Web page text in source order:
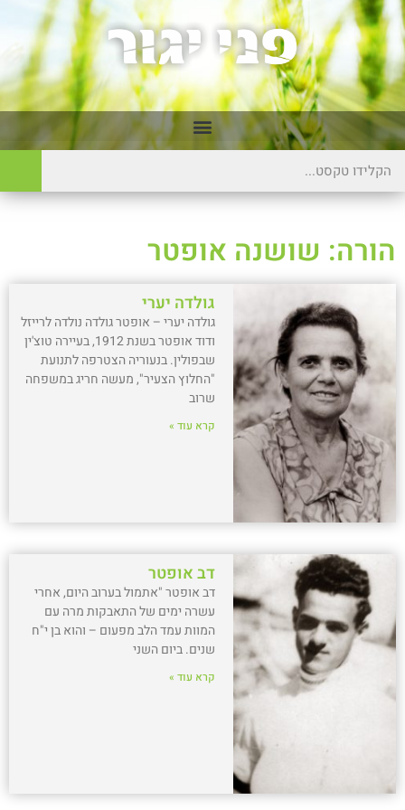
הורה: שושנה אופטר
גולדה יערי
גולדה יערי – אופטר גולדה נולדה לרייזל
ודוד אופטר בשנת 1912, בעיירה טוצ'ין
שבפולין. בנעוריה הצטרפה לתנועת
"החלוץ הצעיר", מעשה חריג במשפחה
שרוב
קרא עוד »
דב אופטר
דב אופטר "אתמול בערוב היום, אחרי
עשרה ימים של התאבקות מרה עם
המוות עמד הלב מפעום – והוא בן י"ח
שנים. ביום השני
קרא עוד »